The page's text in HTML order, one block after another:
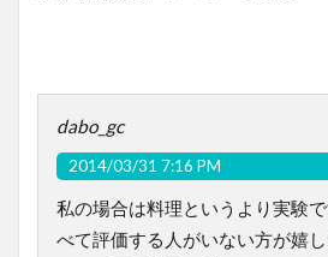
dabo_gc
2014/03/31 7:16 PM
私の場合は料理というより実験
べて評価する人がいない方が嬉